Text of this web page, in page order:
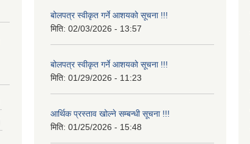
बोलपत्र स्वीकृत गर्ने आशयको सूचना !!!
मिति: 02/03/2026 - 13:57
बोलपत्र स्वीकृत गर्ने आशयको सूचना !!!
मिति: 01/29/2026 - 11:23
आर्थिक प्रस्ताव खोल्ने सम्बन्धी सूचना !!!
मिति: 01/25/2026 - 15:48